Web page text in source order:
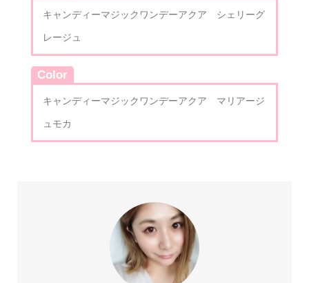
キャンディーマジックワンデーアクア シェリーグ
レージュ
Color
キャンディーマジックワンデーアクア マリアージ
ュモカ